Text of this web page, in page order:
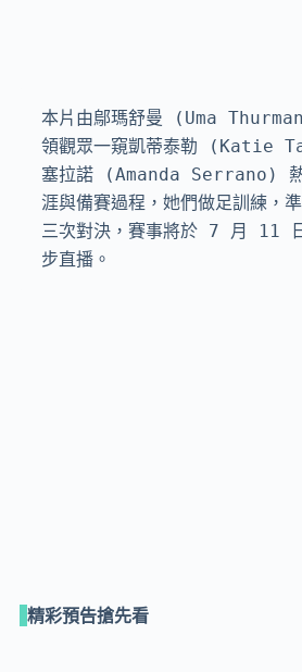
本片由鄔瑪舒曼 (Uma
領觀眾一窺凱蒂泰勒 (Katie
塞拉諾 (Amanda Serrano) 熱
涯與備賽過程，她們做足訓練，
三次對決，賽事將於 7 月
精彩預告搶先看